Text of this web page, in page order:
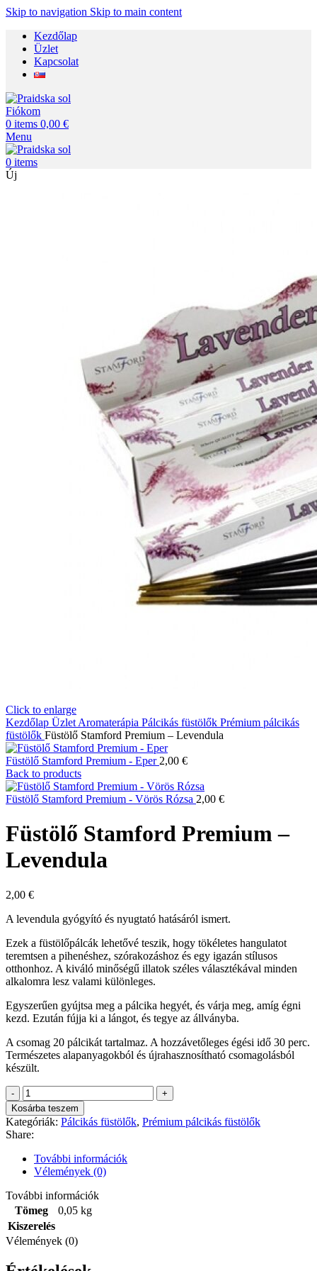
Skip to navigation Skip to main content
Kezdőlap
Üzlet
Kapcsolat
Fiókom
0 items 0,00 €
Menu
0 items
Új
Click to enlarge
Kezdőlap Üzlet Aromaterápia Pálcikás füstölők Prémium pálcikás
füstölők Füstölő Stamford Premium – Levendula
Füstölő Stamford Premium - Eper 2,00 €
Back to products
Füstölő Stamford Premium - Vörös Rózsa 2,00 €
Füstölő Stamford Premium –
Levendula
2,00 €
A levendula gyógyító és nyugtató hatásáról ismert.
Ezek a füstölőpálcák lehetővé teszik, hogy tökéletes hangulatot
teremtsen a pihenéshez, szórakozáshoz és egy igazán stílusos
otthonhoz. A kiváló minőségű illatok széles választékával minden
alkalomra lesz valami különleges.
Egyszerűen gyújtsa meg a pálcika hegyét, és várja meg, amíg égni
kezd. Ezután fújja ki a lángot, és tegye az állványba.
A csomag 20 pálcikát tartalmaz. A hozzávetőleges égési idő 30 perc.
Természetes alapanyagokból és újrahasznosítható csomagolásból
készült.
Füstölő
Stamford
Premium
-
Levendula
mennyiség
Kosárba teszem
Kategóriák: Pálcikás füstölők, Prémium pálcikás füstölők
Share:
További információk
Vélemények (0)
További információk
Tömeg
0,05 kg
Kiszerelés
Vélemények (0)